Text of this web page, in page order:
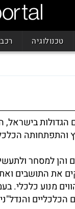
טכנולוגיה רכב
בישראל,
והתפתחותה
והן למסחר
את התושבים
מנוע כלכלי.
הכלכליים